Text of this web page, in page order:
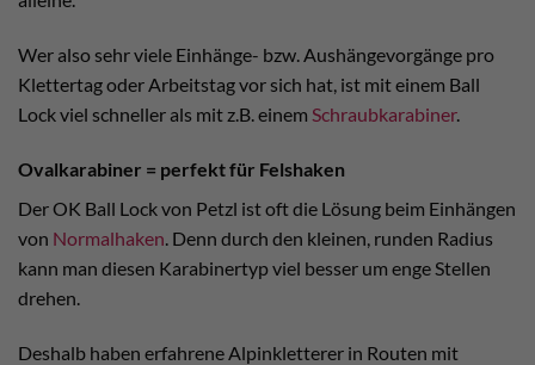
Wer also sehr viele Einhänge- bzw. Aushängevorgänge pro
Klettertag oder Arbeitstag vor sich hat, ist mit einem Ball
Lock viel schneller als mit z.B. einem Schraubkarabiner.
Ovalkarabiner = perfekt für Felshaken
Der OK Ball Lock von Petzl ist oft die Lösung beim Einhängen
von Normalhaken. Denn durch den kleinen, runden Radius
kann man diesen Karabinertyp viel besser um enge Stellen
drehen.
Deshalb haben erfahrene Alpinkletterer in Routen mit